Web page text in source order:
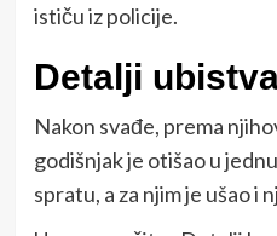
ističu iz policije.
Detalji
Nakon svađe, prema
godišnjak je otišao u
spratu, a za njim je ušao i